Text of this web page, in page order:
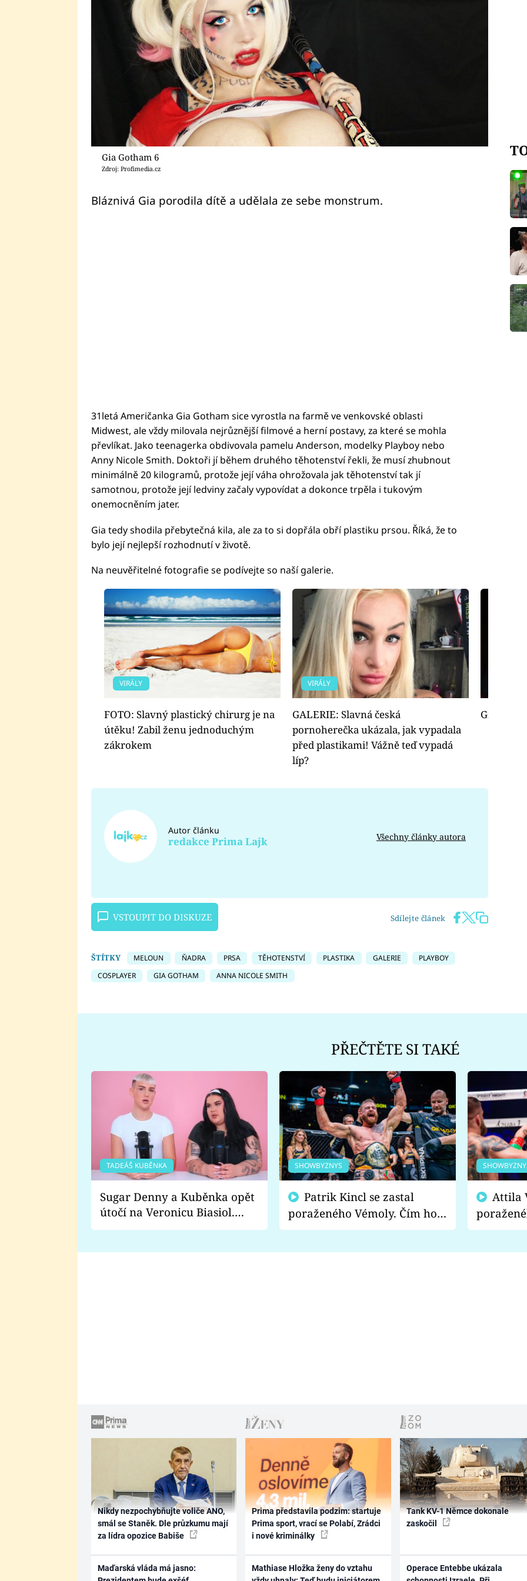
Gia Gotham 6
Zdroj: Profimedia.cz
Bláznivá Gia porodila dítě a udělala ze sebe monstrum.
31letá Američanka Gia Gotham sice vyrostla na farmě ve venkovské oblasti
Midwest, ale vždy milovala nejrůznější filmové a herní postavy, za které se mohla
převlíkat. Jako teenagerka obdivovala pamelu Anderson, modelky Playboy nebo
Anny Nicole Smith. Doktoři jí během druhého těhotenství řekli, že musí zhubnout
minimálně 20 kilogramů, protože její váha ohrožovala jak těhotenství tak jí
samotnou, protože její ledviny začaly vypovídat a dokonce trpěla i tukovým
onemocněním jater.
Gia tedy shodila přebytečná kila, ale za to si dopřála obří plastiku prsou. Říká, že to
bylo její nejlepší rozhodnutí v životě.
Na neuvěřitelné fotografie se podívejte so naší galerie.
VIRÁLY
FOTO: Slavný plastický chirurg je na
útěku! Zabil ženu jednoduchým
zákrokem
VIRÁLY
GALERIE: Slavná česká
pornoherečka ukázala, jak vypadala
před plastikami! Vážně teď vypadá
líp?
Gia
Autor článku
redakce Prima Lajk Všechny články autora
VSTOUPIT DO DISKUZE Sdílejte článek
ŠTÍTKY MELOUN ŇADRA PRSA TĚHOTENSTVÍ PLASTIKA GALERIE
PLAYBOY
COSPLAYER
GIA GOTHAM ANNA NICOLE SMITH
PŘEČTĚTE SI TAKÉ
TADEÁŠ KUBĚNKA
Sugar Denny a Kuběnka opět
útočí na Veronicu Biasiol.
Proč je podle nich falešná a
SHOWBYZNYS
poraženého Vémoly. Čím ho
fanoušci naštvali?
chce
Nikdy nezpochybňujte voliče ANO,
smál se Staněk. Dle průzkumu mají
za lídra opozice Babiše
Maďarská vláda má jasno:
Prima představila podzim: startuje
Prima sport, vrací se Polabí, Zrádci
i nové kriminálky
Mathiase Hložka ženy do vztahu
Tank KV-1 Němce dokonale
zaskočil
Operace Entebbe ukázala